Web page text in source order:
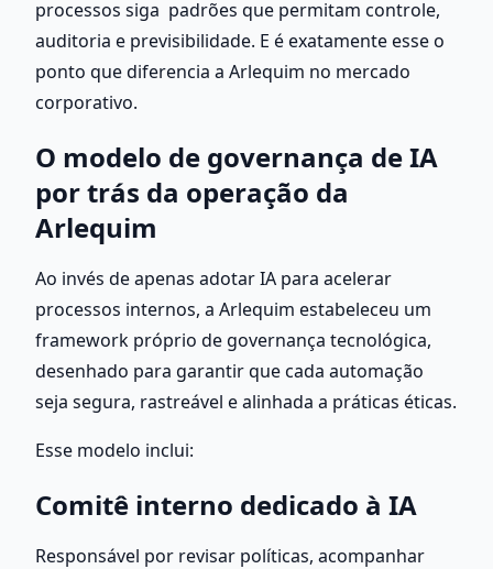
processos siga  padrões que permitam controle,
auditoria e previsibilidade. E é exatamente esse o
ponto que diferencia a Arlequim no mercado
corporativo.
O modelo de governança de IA
por trás da operação da
Arlequim
Ao invés de apenas adotar IA para acelerar
processos internos, a Arlequim estabeleceu um
framework próprio de governança tecnológica,
desenhado para garantir que cada automação
seja segura, rastreável e alinhada a práticas éticas.
Esse modelo inclui:
Comitê interno dedicado à IA
Responsável por revisar políticas, acompanhar